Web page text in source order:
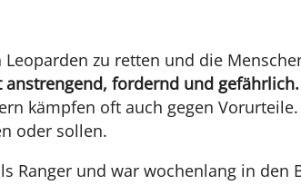
zu retten und die
anstrengend, fordernd und gefährlich.
kämpfen oft auch gegen
oder sollen.
Ranger und war wochenlang in den